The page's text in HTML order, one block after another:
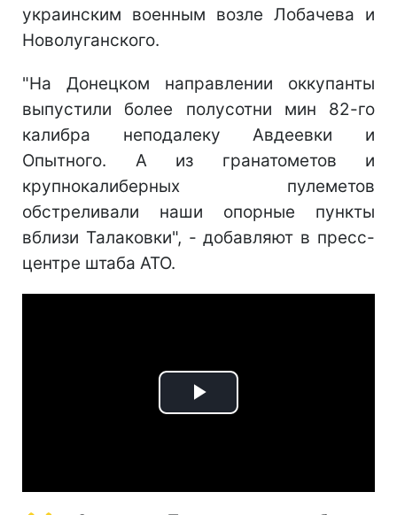
украинским военным возле Лобачева и
Новолуганского.
"На Донецком направлении оккупанты
выпустили более полусотни мин 82-го
калибра неподалеку Авдеевки и
Опытного. А из гранатометов и
крупнокалиберных пулеметов
обстреливали наши опорные пункты
вблизи Талаковки", - добавляют в пресс-
центре штаба АТО.
Play